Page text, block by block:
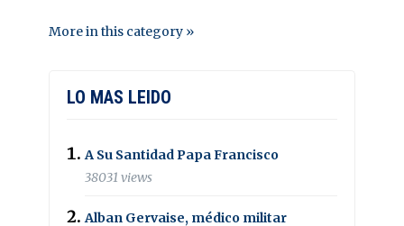
More in this category »
LO MAS LEIDO
A Su Santidad Papa Francisco
38031 views
Alban Gervaise, médico militar